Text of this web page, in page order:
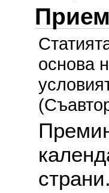
основа
страни.